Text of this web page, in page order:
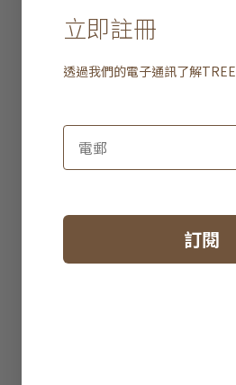
立即註冊
透過我們的電子通訊了解TREE
訂閱